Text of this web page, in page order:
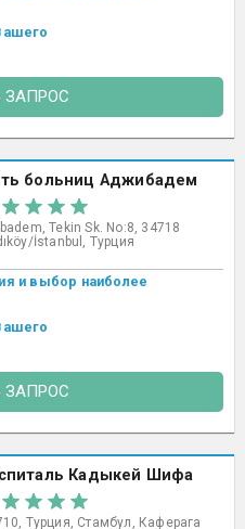
ЗАПРОС
больниц Аджибадем
Tekin Sk. No:8, 34718
İstanbul, Турция
и выбор наиболее
ЗАПРОС
Кадыкей Шифа
Турция, Стамбул, Каферага